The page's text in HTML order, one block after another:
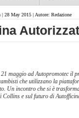
| 28 May 2015 | Autore: Redazione
21 maggio ad Autopromotec il
che utilizzano la
Un incontro che si è
Collins e sul futuro di